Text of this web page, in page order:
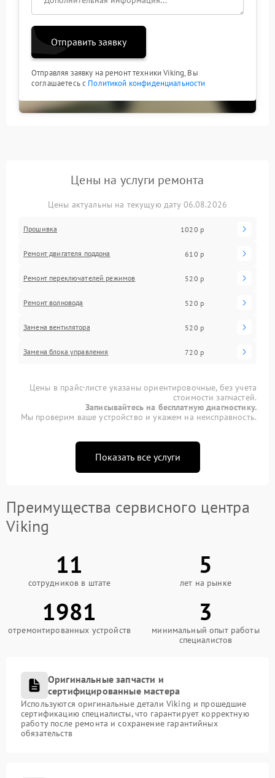
Отправить заявку
Отправляя заявку на ремонт техники Viking, Вы
соглашаетесь с Политикой конфиденциальности
Цены на услуги ремонта
Цены актуальны на текущую дату 06.08.2026
Прошивка 1020 р
Ремонт двигателя поддона 610 р
Ремонт переключателей режимов 520 р
Ремонт волновода 520 р
Замена вентилятора 520 р
Замена блока управления 720 р
Цены в прайс-листе указаны ориентировочные, без учета
стоимости запчастей.
Записывайтесь на бесплатную диагностику.
Мы проверим ваше устройство и укажем на неисправность.
Показать все услуги
Преимущества сервисного центра
Viking
11
сотрудников в штате
5
лет на рынке
1981
отремонтированных устройств
3
минимальный опыт работы
специалистов
Оригинальные запчасти и
сертифицированные мастера
Используются оригинальные детали Viking и прошедшие
сертификацию специалисты, что гарантирует корректную
работу после ремонта и сохранение гарантийных
обязательств